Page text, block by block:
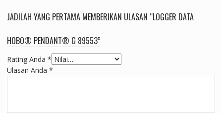
JADILAH YANG PERTAMA MEMBERIKAN ULASAN “LOGGER DATA
HOBO® PENDANT® G 89553”
Rating Anda *
Ulasan Anda *